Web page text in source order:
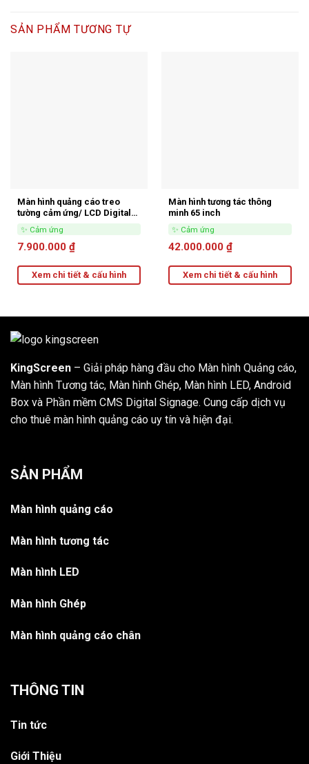
SẢN PHẨM TƯƠNG TỰ
Màn hình quảng cáo treo
tường cảm ứng/ LCD Digital
Signage touch screen
✨ Cảm ứng
7.900.000 ₫
Xem chi tiết & cấu hình
Màn hình tương tác thông
minh 65 inch
✨ Cảm ứng
42.000.000 ₫
Xem chi tiết & cấu hình
KingScreen – Giải pháp hàng đầu cho Màn hình Quảng cáo,
Màn hình Tương tác, Màn hình Ghép, Màn hình LED, Android
Box và Phần mềm CMS Digital Signage. Cung cấp dịch vụ
cho thuê màn hình quảng cáo uy tín và hiện đại.
SẢN PHẨM
Màn hình quảng cáo
Màn hình tương tác
Màn hình LED
Màn hình Ghép
Màn hình quảng cáo chân
THÔNG TIN
Tin tức
Giới Thiệu